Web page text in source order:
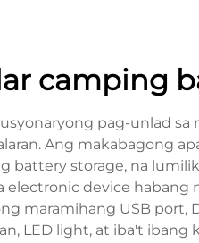
camping
pag-unlad
Ang makabagong
battery storage, na
device habang
maramihang USB port,
LED light, at iba't